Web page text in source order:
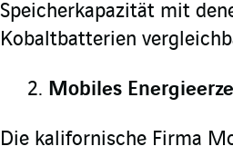
Speicherkapazität mit
Kobaltbatterien
Mobiles
Die kalifornische Firma